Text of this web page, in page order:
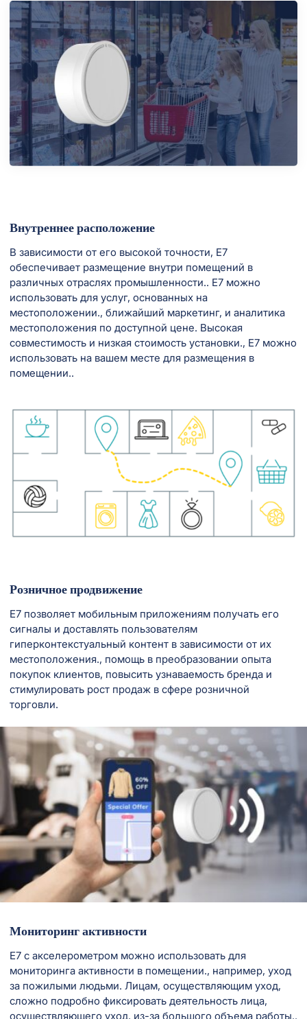
Внутреннее расположение
В зависимости от его высокой точности, E7
обеспечивает размещение внутри помещений в
различных отраслях промышленности.. E7 можно
использовать для услуг, основанных на
местоположении., ближайший маркетинг, и аналитика
местоположения по доступной цене. Высокая
совместимость и низкая стоимость установки., E7 можно
использовать на вашем месте для размещения в
помещении..
Розничное продвижение
E7 позволяет мобильным приложениям получать его
сигналы и доставлять пользователям
гиперконтекстуальный контент в зависимости от их
местоположения., помощь в преобразовании опыта
покупок клиентов, повысить узнаваемость бренда и
стимулировать рост продаж в сфере розничной
торговли.
Мониторинг активности
E7 с акселерометром можно использовать для
мониторинга активности в помещении., например, уход
за пожилыми людьми. Лицам, осуществляющим уход,
сложно подробно фиксировать деятельность лица,
осуществляющего уход, из-за большого объема работы..